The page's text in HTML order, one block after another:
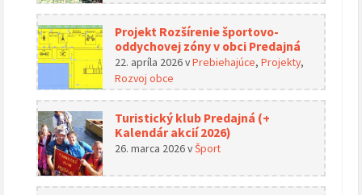
Projekt Rozšírenie športovo-
oddychovej zóny v obci Predajná
22. apríla 2026vPrebiehajúce, Projekty,
Rozvoj obce
Turistický klub Predajná (+
Kalendár akcií 2026)
26. marca 2026vŠport